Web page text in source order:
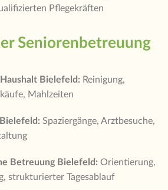
Pflegekräften
Seniorenbetreuung
Bielefeld: Reinigung,
Mahlzeiten
Spaziergänge, Arztbesuche,
Betreuung Bielefeld: Orientierung,
strukturierter Tagesablauf